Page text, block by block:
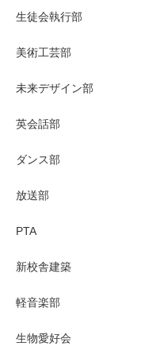
生徒会執行部
美術工芸部
未来デザイン部
英会話部
ダンス部
放送部
PTA
新校舎建築
軽音楽部
生物愛好会